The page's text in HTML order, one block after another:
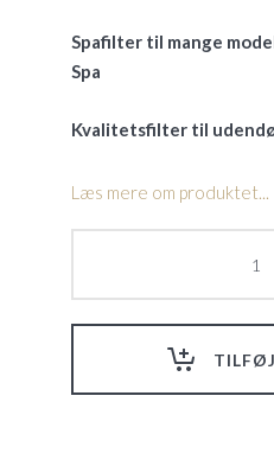
Spafilter til mange
Spa
Kvalitetsfilter til
Læs mere om produktet...
quantity